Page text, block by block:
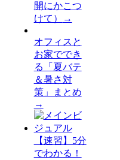
開にかこつ
けて）
→
オフィスと
お家ででき
る「夏バテ
＆暑さ対
策」まとめ
→
【速習】5分
でわかる！